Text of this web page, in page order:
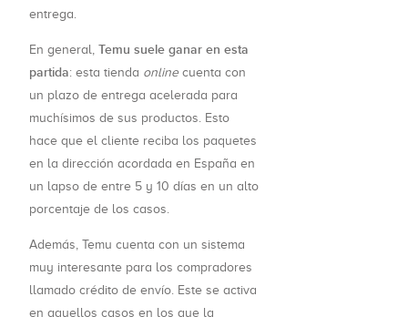
entrega.
En general, Temu suele ganar en esta
partida: esta tienda onlinecuenta con
un plazo de entrega acelerada para
muchísimos de sus productos. Esto
hace que el cliente reciba los paquetes
en la dirección acordada en España en
un lapso de entre 5 y 10 días en un alto
porcentaje de los casos.
Además, Temu cuenta con un sistema
muy interesante para los compradores
llamado crédito de envío. Este se activa
en aquellos casos en los que la